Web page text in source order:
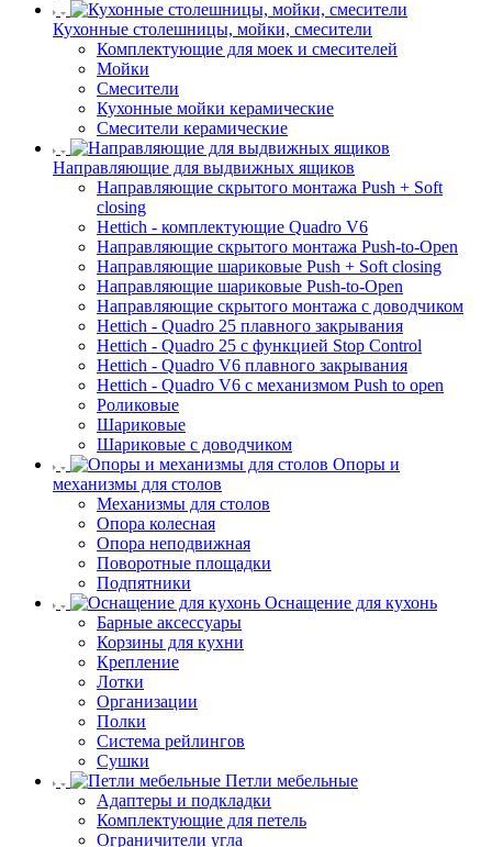
Кухонные столешницы, мойки, смесители
Комплектующие для моек и смесителей
Мойки
Смесители
Кухонные мойки керамические
Смесители керамические
Направляющие для выдвижных ящиков
Направляющие скрытого монтажа Push + Soft
closing
Hettich - комплектующие Quadro V6
Направляющие скрытого монтажа Push-to-Open
Направляющие шариковые Push + Soft closing
Направляющие шариковые Push-to-Open
Направляющие скрытого монтажа с доводчиком
Hettich - Quadro 25 плавного закрывания
Hettich - Quadro 25 с функцией Stop Control
Hettich - Quadro V6 плавного закрывания
Hettich - Quadro V6 с механизмом Push to open
Роликовые
Шариковые
Шариковые с доводчиком
Опоры и
механизмы для столов
Механизмы для столов
Опора колесная
Опора неподвижная
Поворотные площадки
Подпятники
Оснащение для кухонь
Барные аксессуары
Корзины для кухни
Крепление
Лотки
Организации
Полки
Система рейлингов
Сушки
Петли мебельные
Адаптеры и подкладки
Комплектующие для петель
Ограничители угла